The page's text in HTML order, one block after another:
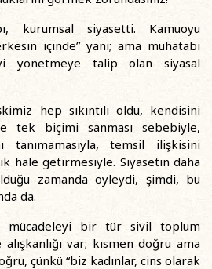
kurumsal siyasetti. Kamuoyu
içinde” yani; ama muhatabı
yönetmeye talip olan siyasal
hep sıkıntılı oldu, kendisini
tek biçimi sanması sebebiyle,
tanımamasıyla, temsil ilişkisini
hale getirmesiyle. Siyasetin daha
zamanda öyleydi, şimdi, bu
da.
bir tür sivil toplum
var; kısmen doğru ama
çünkü “biz kadınlar, cins olarak